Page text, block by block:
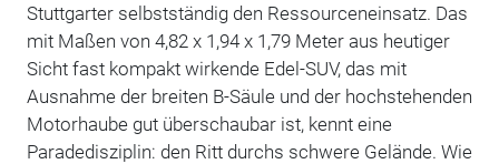
Stuttgarter selbstständig den Ressourceneinsatz. Das
mit Maßen von 4,82 x 1,94 x 1,79 Meter aus heutiger
Sicht fast kompakt wirkende Edel-SUV, das mit
Ausnahme der breiten B-Säule und der hochstehenden
Motorhaube gut überschaubar ist, kennt eine
Paradedisziplin: den Ritt durchs schwere Gelände. Wie